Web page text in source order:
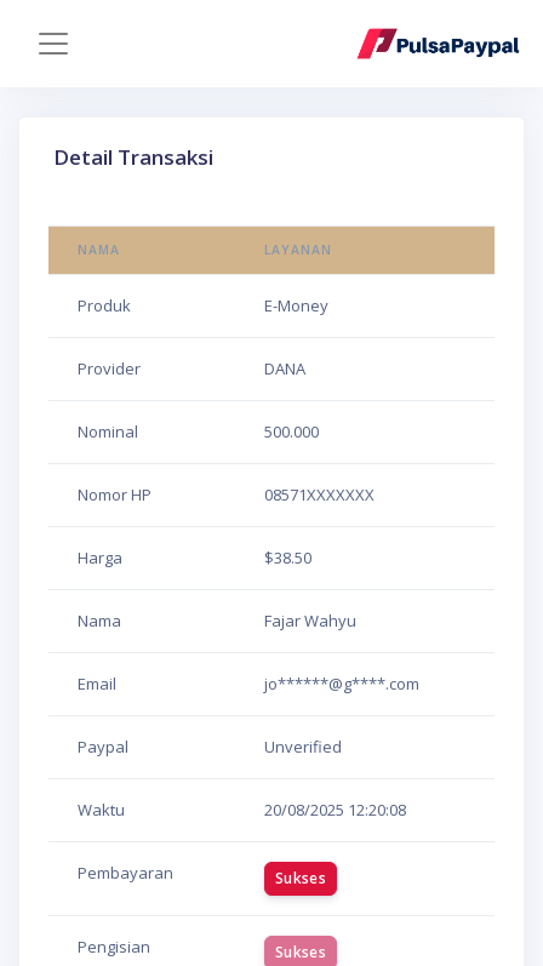
Detail Transaksi
NAMA LAYANAN
Produk E-Money
Provider DANA
Nominal 500.000
Nomor HP 08571XXXXXXX
Harga $38.50
Nama Fajar Wahyu
Email jo******@g****.com
Paypal Unverified
Waktu 20/08/2025 12:20:08
Pembayaran Sukses
Pengisian Sukses